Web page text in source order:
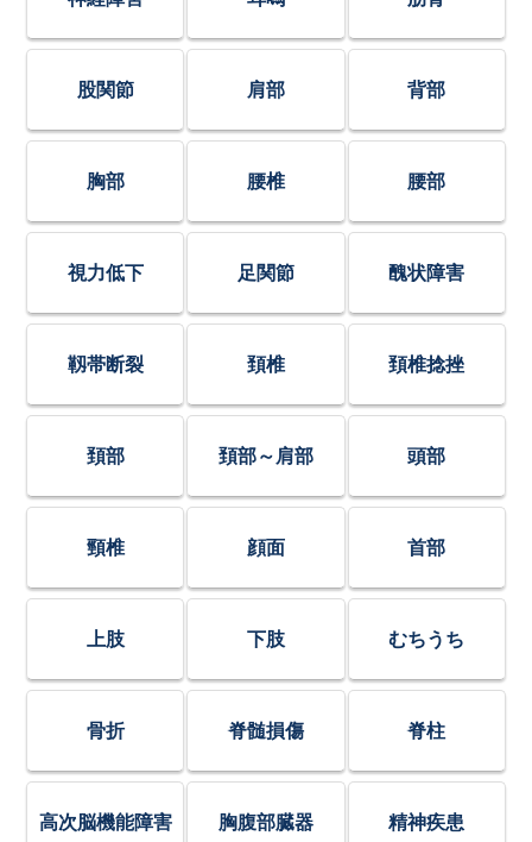
股関節 肩部 背部
胸部 腰椎 腰部
視力低下 足関節 醜状障害
靱帯断裂 頚椎 頚椎捻挫
頚部 頚部～肩部 頭部
頸椎 顔面 首部
上肢 下肢 むちうち
骨折 脊髄損傷 脊柱
高次脳機能障害 胸腹部臓器 精神疾患